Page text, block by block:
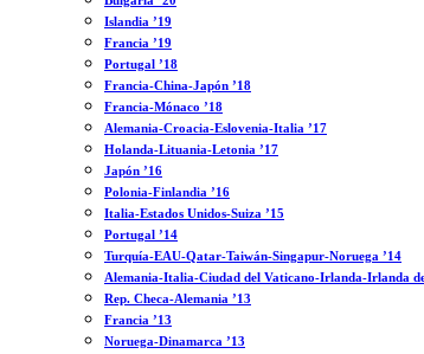
Islandia ’19
Francia ’19
Portugal ’18
Francia-China-Japón ’18
Francia-Mónaco ’18
Alemania-Croacia-Eslovenia-Italia ’17
Holanda-Lituania-Letonia ’17
Japón ’16
Polonia-Finlandia ’16
Italia-Estados Unidos-Suiza ’15
Portugal ’14
Turquía-EAU-Qatar-Taiwán-Singapur-Noruega ’14
Alemania-Italia-Ciudad del Vaticano-Irlanda-Irlanda
Rep. Checa-Alemania ’13
Francia ’13
Noruega-Dinamarca ’13